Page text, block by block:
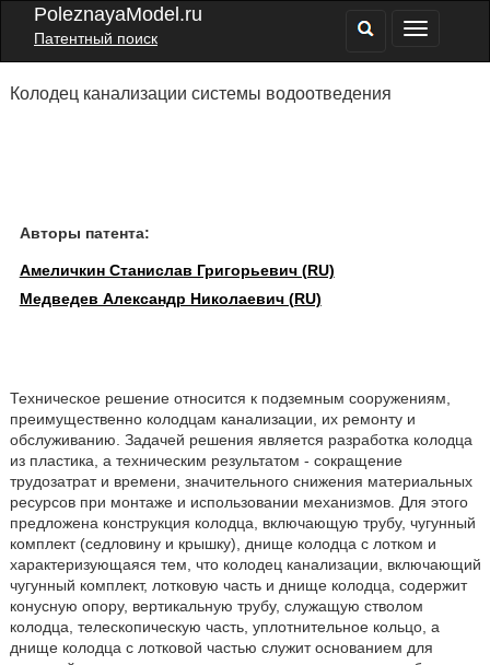
PoleznayaModel.ru
Патентный поиск
Колодец канализации системы водоотведения
Авторы патента:
Амеличкин Станислав Григорьевич (RU)
Медведев Александр Николаевич (RU)
Техническое решение относится к подземным сооружениям,
преимущественно колодцам канализации, их ремонту и
обслуживанию. Задачей решения является разработка колодца
из пластика, а техническим результатом - сокращение
трудозатрат и времени, значительного снижения материальных
ресурсов при монтаже и использовании механизмов. Для этого
предложена конструкция колодца, включающую трубу, чугунный
комплект (седловину и крышку), днище колодца с лотком и
характеризующаяся тем, что колодец канализации, включающий
чугунный комплект, лотковую часть и днище колодца, содержит
конусную опору, вертикальную трубу, служащую стволом
колодца, телескопическую часть, уплотнительное кольцо, а
днище колодца с лотковой частью служит основанием для